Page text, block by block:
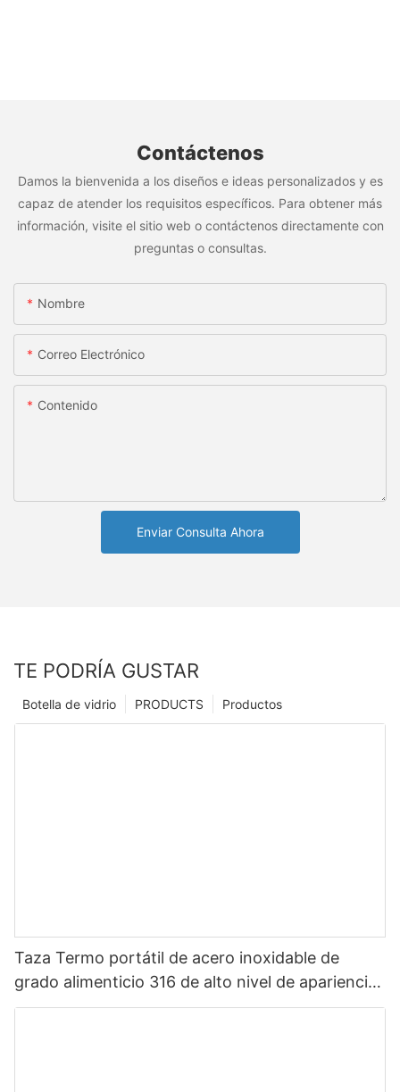
Contáctenos
Damos la bienvenida a los diseños e ideas personalizados y es
capaz de atender los requisitos específicos. Para obtener más
información, visite el sitio web o contáctenos directamente con
preguntas o consultas.
Nombre
Correo Electrónico
Contenido
Enviar Consulta Ahora
TE PODRÍA GUSTAR
Productos
PRODUCTS
Botella de vidrio
Taza Termo portátil de acero inoxidable de
grado alimenticio 316 de alto nivel de apariencia
Sanrio de dibujos animados portátil para niños